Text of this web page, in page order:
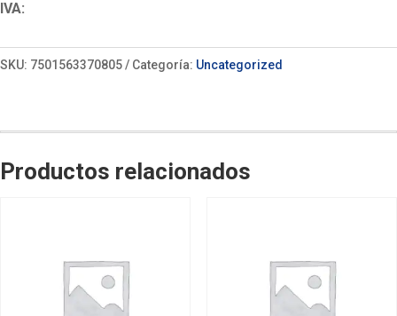
IVA:
SKU: 7501563370805 Categoría: Uncategorized
Productos relacionados